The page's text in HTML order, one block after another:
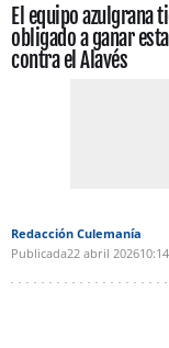
El equipo azulgrana
obligado a ganar
contra el Alavés
Redacción Culemanía
Publicada22 abril 2026